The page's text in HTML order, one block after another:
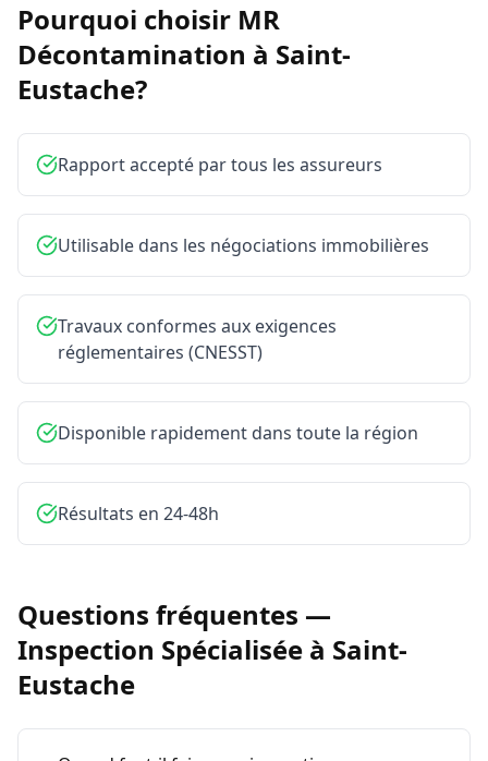
Pourquoi choisir MR
Décontamination à Saint-
Eustache?
Rapport accepté par tous les assureurs
Utilisable dans les négociations immobilières
Travaux conformes aux exigences
réglementaires (CNESST)
Disponible rapidement dans toute la région
Résultats en 24-48h
Questions fréquentes —
Inspection Spécialisée à Saint-
Eustache